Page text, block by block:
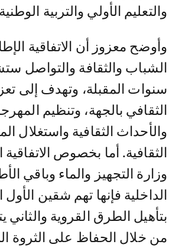
والتعليم الأولي والتربية
وأوضح معزوز أن الاتفاقية
سنوات المقبلة، وتهدف إلى
الثقافي بالجهة، وتنظيم
والأحداث الثقافية واستغلال
الثقافية. أما بخصوص الاتفاقية
وزارة التجهيز والماء وباقي
الداخلية فإنها تهم شقين الأول
بتأهيل الطرق القروية والثاني
من خلال الحفاظ على الثروة